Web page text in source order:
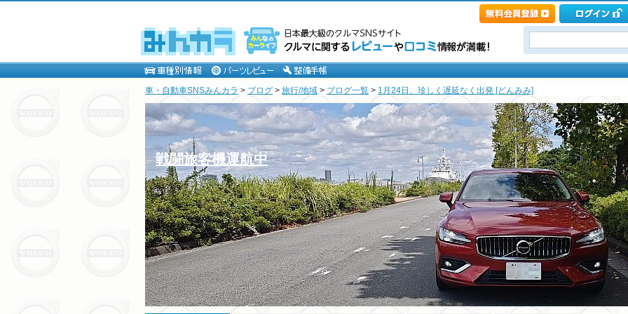
車・自動車SNSみんカラ > ブログ > 旅行/地域 > ブログ一覧 > 1月24日、珍しく遅延なく出発 [どんみみ]
戦闘旅客機運航中